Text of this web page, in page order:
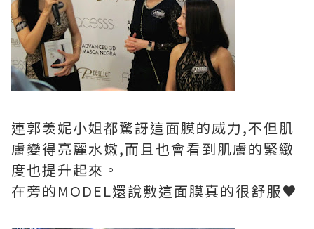
連郭羡妮小姐都驚訝這面膜的威力,不但肌
膚變得亮麗水嫩,而且也會看到肌膚的緊緻
度也提升起來。
在旁的MODEL還說敷這面膜真的很舒服♥